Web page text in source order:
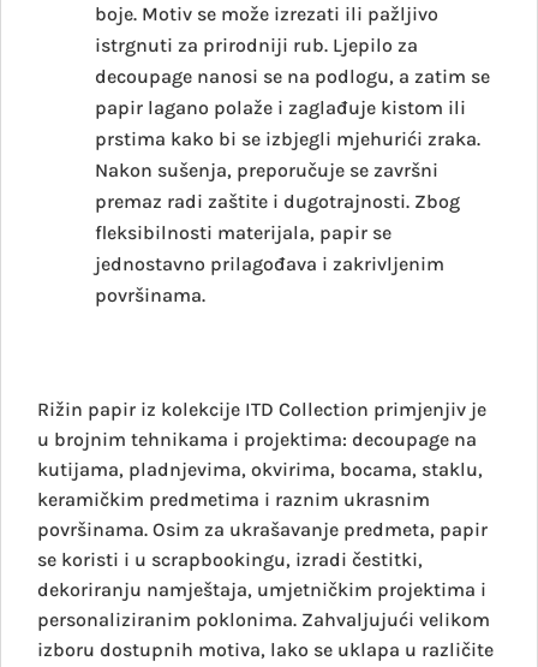
boje. Motiv se može izrezati ili pažljivo
istrgnuti za prirodniji rub. Ljepilo za
decoupage nanosi se na podlogu, a zatim se
papir lagano polaže i zaglađuje kistom ili
prstima kako bi se izbjegli mjehurići zraka.
Nakon sušenja, preporučuje se završni
premaz radi zaštite i dugotrajnosti. Zbog
fleksibilnosti materijala, papir se
jednostavno prilagođava i zakrivljenim
površinama.
Rižin papir iz kolekcije ITD Collection primjenjiv je
u brojnim tehnikama i projektima: decoupage na
kutijama, pladnjevima, okvirima, bocama, staklu,
keramičkim predmetima i raznim ukrasnim
površinama. Osim za ukrašavanje predmeta, papir
se koristi i u scrapbookingu, izradi čestitki,
dekoriranju namještaja, umjetničkim projektima i
personaliziranim poklonima. Zahvaljujući velikom
izboru dostupnih motiva, lako se uklapa u različite